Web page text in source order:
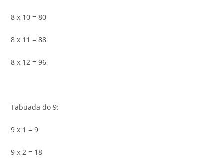
8 x 10 = 80
8 x 11 = 88
8 x 12 = 96
Tabuada do 9:
9 x 1 = 9
9 x 2 = 18